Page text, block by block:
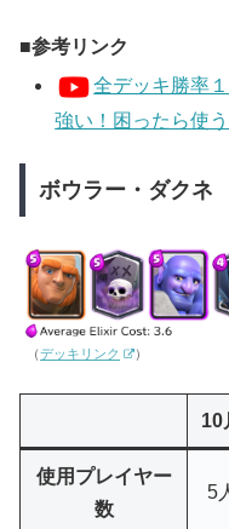
参考リンク
全デッキ勝率
強い！困ったら使う
ボウラー・ダクネ
（デッキリンク ）
10
使用プレイヤー
数
5